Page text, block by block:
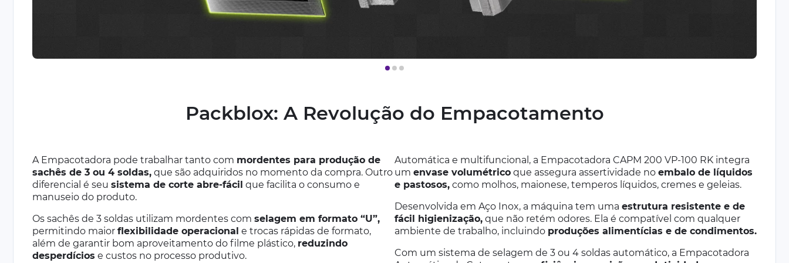
Packblox: A Revolução do Empacotamento
A Empacotadora pode trabalhar tanto com mordentes para produção de
sachês de 3 ou 4 soldas, que são adquiridos no momento da compra. Outro
diferencial é seu sistema de corte abre-fácil que facilita o consumo e
manuseio do produto.
Os sachês de 3 soldas utilizam mordentes com selagem em formato “U”,
permitindo maior flexibilidade operacional e trocas rápidas de formato,
além de garantir bom aproveitamento do filme plástico, reduzindo
desperdícios e custos no processo produtivo.
Automática e multifuncional, a Empacotadora CAPM 200 VP-100 RK integra
um envase volumétrico que assegura assertividade no embalo de líquidos
e pastosos, como molhos, maionese, temperos líquidos, cremes e geleias.
Desenvolvida em Aço Inox, a máquina tem uma estrutura resistente e de
fácil higienização, que não retém odores. Ela é compatível com qualquer
ambiente de trabalho, incluindo produções alimentícias e de condimentos.
Com um sistema de selagem de 3 ou 4 soldas automático, a Empacotadora